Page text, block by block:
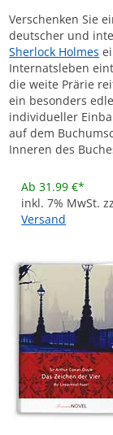
Verschenken Sie
deutscher und
Sherlock Holmes
Internatsleben
die weite Prärie
ein besonders
individueller
auf dem
Inneren des
Ab 31.99 €*
inkl. 7% MwSt.
Versand